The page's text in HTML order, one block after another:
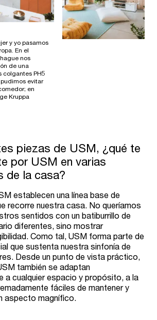
y yo pasamos
En el
nos
de una
colgantes PH5
evitar
en
Kruppa
piezas de USM, ¿qué te
por USM en varias
de la casa?
establecen una línea base de
recorre nuestra casa. No queríamos
sentidos con un batiburrillo de
diferentes, sino mostrar
Como tal, USM forma parte de
que sustenta nuestra sinfonía de
Desde un punto de vista práctico,
también se adaptan
a cualquier espacio y propósito, a la
fáciles de mantener y
aspecto magnífico.